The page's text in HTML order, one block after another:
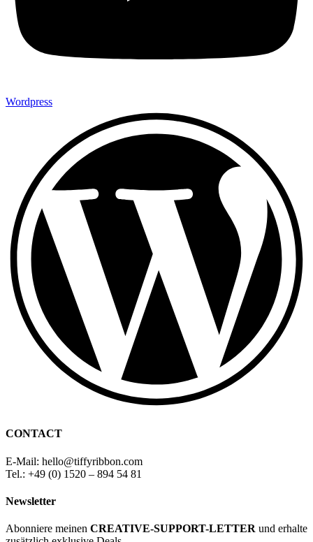
Wordpress
CONTACT
E-Mail: hello@tiffyribbon.com
Tel.: +49 (0) 1520 – 894 54 81
Newsletter
Abonniere meinen CREATIVE-SUPPORT-LETTER und erhalte